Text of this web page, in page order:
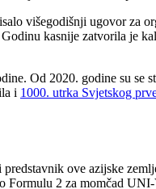
višegodišnji ugovor za
Godinu kasnije zatvorila je
Od 2020. godine su se
i 1000. utrka Svjetskog
ove azijske
Formulu 2 za momčad